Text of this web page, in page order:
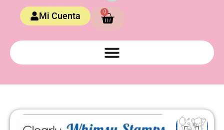
Mi Cuenta 0
Carrito